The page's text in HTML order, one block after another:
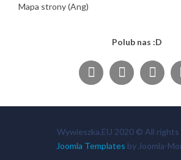
Mapa strony (Ang)
Polub nas :D
Wywieszka.EU 2020 © All rights
Joomla Templates by Joomla-